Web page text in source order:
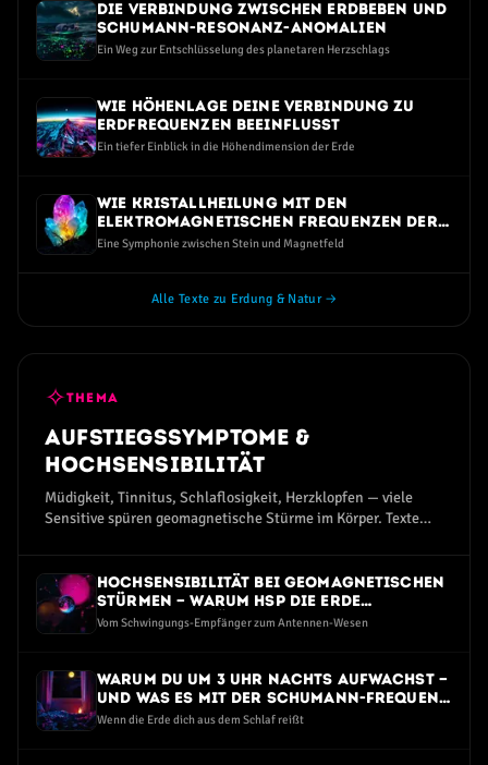
Die Verbindung zwischen Erdbeben und
Schumann-Resonanz-Anomalien
Ein Weg zur Entschlüsselung des planetaren Herzschlags
Wie Höhenlage deine Verbindung zu
Erdfrequenzen beeinflusst
Ein tiefer Einblick in die Höhendimension der Erde
Wie Kristallheilung mit den
elektromagnetischen Frequenzen der
Erde verbunden ist
Eine Symphonie zwischen Stein und Magnetfeld
Alle Texte zu Erdung & Natur →
✧THEMA
Aufstiegssymptome &
Hochsensibilität
Müdigkeit, Tinnitus, Schlaflosigkeit, Herzklopfen — viele
Sensitive spüren geomagnetische Stürme im Körper. Texte
Hochsensibilität bei geomagnetischen
Stürmen — warum HSP die Erde
intensiver spüren
Vom Schwingungs-Empfänger zum Antennen-Wesen
Warum du um 3 Uhr nachts aufwachst —
und was es mit der Schumann-Frequenz
zu tun hat
Wenn die Erde dich aus dem Schlaf reißt